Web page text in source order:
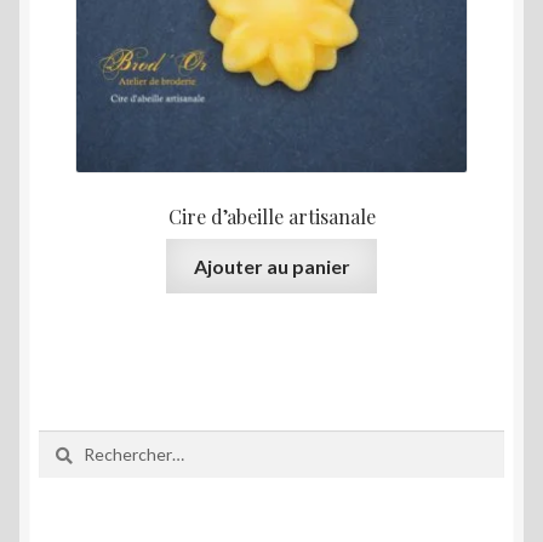
Cire d’abeille artisanale
Ajouter au panier